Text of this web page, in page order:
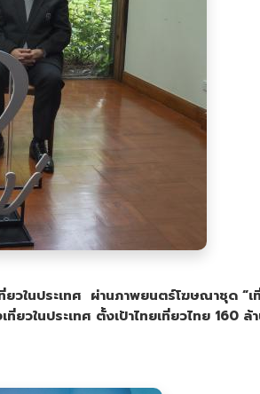
วในประเทศ ผ่านภาพยนตร์โฆษณาชุด “เ
วในประเทศ ตั้งเป้าไทยเที่ยวไทย 160 ล้